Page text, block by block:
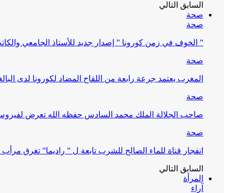
السابق التالي
صحة
صحة
” الخوف في زمن كورونا ” إصدار جديد للأستاذ الجامعي
صحة
المغرب يعتمد جرعة رابعة من اللقاح المضاد لكورونا لدى البالغين 60 سنة فما فوق
صحة
صاحب الجلالة الملك محمد السادس حفظه الله تعرض لفيروس
صحة
انفجار قناة للماء الصالح للشرب تابعة ل ” راديما” تغرق
السابق التالي
المرأة
آراء